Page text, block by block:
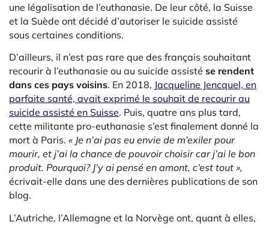
une légalisation de l’euthanasie. De leur côté, la Suisse
et la Suède ont décidé d’autoriser le suicide assisté
sous certaines conditions.
D’ailleurs, il n’est pas rare que des français souhaitant
recourir à l’euthanasie ou au suicide assisté se rendent
dans ces pays voisins. En 2018, Jacqueline Jencquel, en
parfaite santé, avait exprimé le souhait de recourir au
suicide assisté en Suisse. Puis, quatre ans plus tard,
cette militante pro-euthanasie s’est finalement donné la
mort à Paris. « Je n’ai pas eu envie de m’exiler pour
mourir, et j’ai la chance de pouvoir choisir car j’ai le bon
produit. Pourquoi? J’y ai pensé en amont, c’est tout »,
écrivait-elle dans une des dernières publications de son
blog.
L’Autriche, l’Allemagne et la Norvège ont, quant à elles,